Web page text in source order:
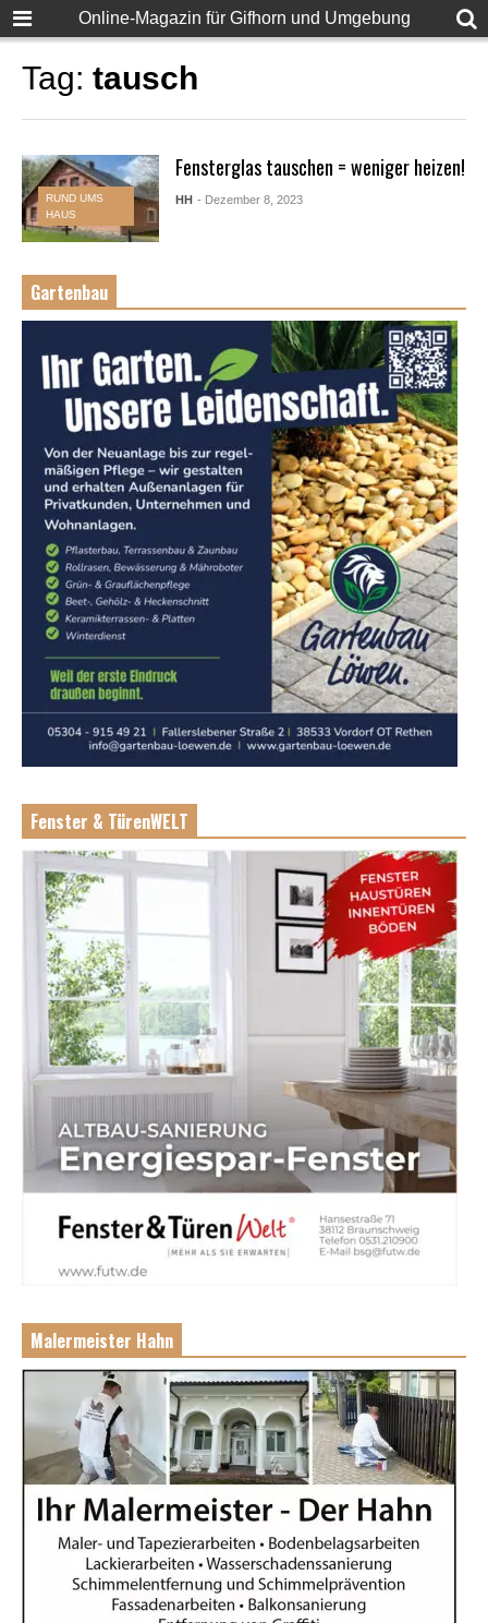
Online-Magazin für Gifhorn und Umgebung
Tag: tausch
RUND UMS
HAUS
Fensterglas tauschen = weniger heizen!
HH - Dezember 8, 2023
Gartenbau
Fenster & TürenWELT
Malermeister Hahn